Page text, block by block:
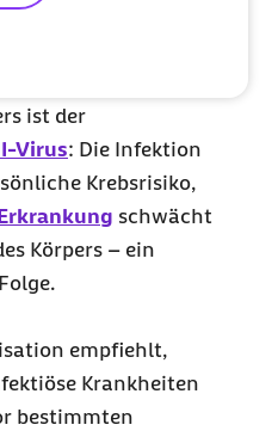
gibt jedoch Formen
ausgelöst
mit Humanen
ist der
Virus: Die Infektion
Krebsrisiko,
schwächt
Körpers – ein
empfiehlt,
Krankheiten
bestimmten